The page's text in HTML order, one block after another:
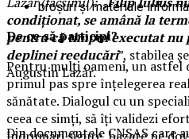
condiționat, se amână la
pentru că timpul executat nu
deplinei reeducări”, stabilea
Augustin Lazăr.
Din documentele CNSAS care
broșuri și materiale
De ce să participi?
Pentru mulți oameni, un astfel
primul pas spre înțelegerea
sănătate. Dialogul cu un
ceea ce simți, să îți validezi
îndrumări sigure, bazate pe